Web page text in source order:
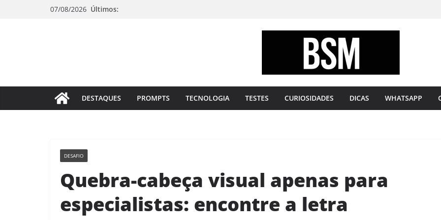
07/08/2026 Últimos:
sua
Mente
DESTAQUES PROMPTS TECNOLOGIA TESTES CURIOSIDADES DICAS WHATSAPP
DESAFIO
Quebra-cabeça visual apenas para
especialistas: encontre a letra